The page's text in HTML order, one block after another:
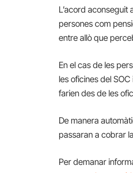
L’acord aconseguit
persones com
entre allò que
En el cas de les
les oficines del
farien des de les
De manera
passaran a cobrar
Per demanar